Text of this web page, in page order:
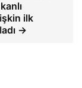
ilk
→